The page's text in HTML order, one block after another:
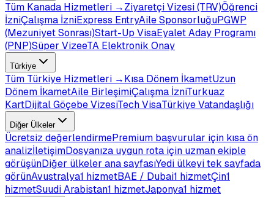
Tüm Kanada Hizmetleri →Ziyaretçi Vizesi (TRV)Öğrenci
İzniÇalışma İzniExpress EntryAile SponsorluğuPGWP
(Mezuniyet Sonrası)Start-Up VisaEyalet Aday Programı
(PNP)Süper VizeeTA Elektronik Onay
Türkiye
Tüm Türkiye Hizmetleri →Kısa Dönem İkametUzun
Dönem İkametAile BirleşimiÇalışma İzniTurkuaz
KartDijital Göçebe VizesiTech VisaTürkiye Vatandaşlığı
Diğer Ülkeler
Ücretsiz değerlendirmePremium başvurular için kısa ön
analizİletişimDosyanıza uygun rota için uzman ekiple
görüşünDiğer ülkeler ana sayfasıYedi ülkeyi tek sayfada
görünAvustralya1 hizmetBAE / Dubai1 hizmetÇin1
hizmetSuudi Arabistan1 hizmetJaponya1 hizmet